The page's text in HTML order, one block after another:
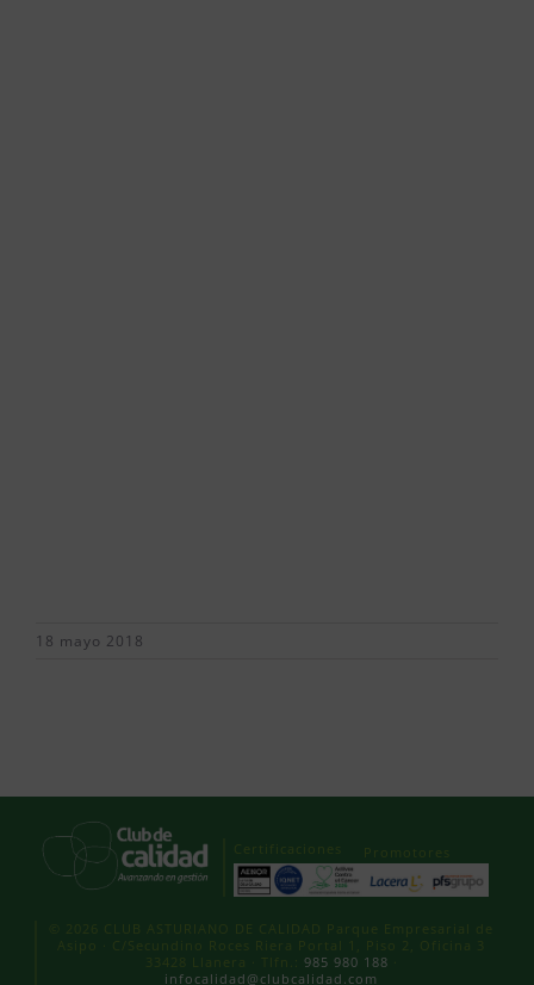
18 mayo 2018
Certificaciones Promotores
© 2026 CLUB ASTURIANO DE CALIDAD Parque Empresarial de
Asipo · C/Secundino Roces Riera Portal 1, Piso 2, Oficina 3
33428 Llanera · Tlfn.: 985 980 188
infocalidad@clubcalidad.com